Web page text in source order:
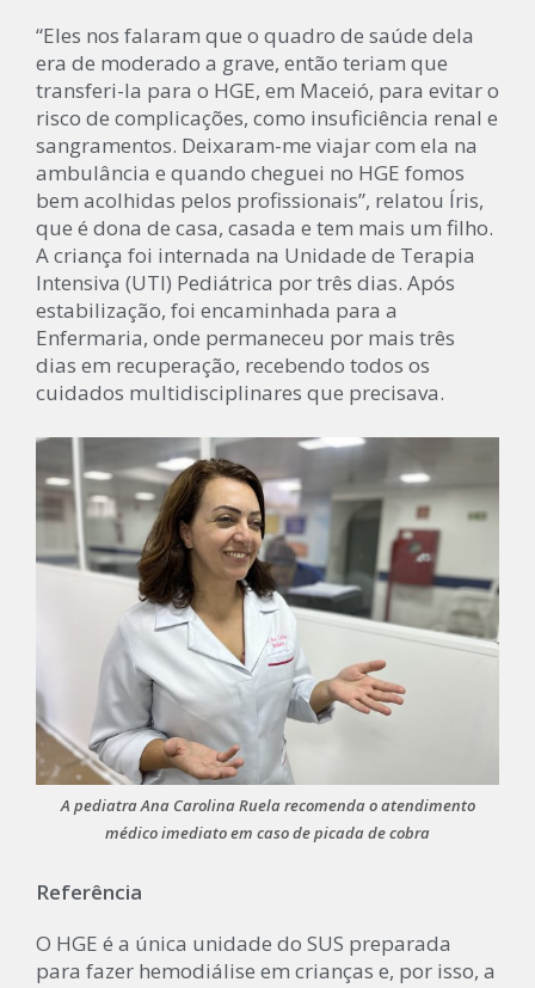
“Eles nos falaram que o quadro de saúde dela
era de moderado a grave, então teriam que
transferi-la para o HGE, em Maceió, para evitar o
risco de complicações, como insuficiência renal e
sangramentos. Deixaram-me viajar com ela na
ambulância e quando cheguei no HGE fomos
bem acolhidas pelos profissionais”, relatou Íris,
que é dona de casa, casada e tem mais um filho.
A criança foi internada na Unidade de Terapia
Intensiva (UTI) Pediátrica por três dias. Após
estabilização, foi encaminhada para a
Enfermaria, onde permaneceu por mais três
dias em recuperação, recebendo todos os
cuidados multidisciplinares que precisava.
A pediatra Ana Carolina Ruela recomenda o atendimento
médico imediato em caso de picada de cobra
Referência
O HGE é a única unidade do SUS preparada
para fazer hemodiálise em crianças e, por isso, a